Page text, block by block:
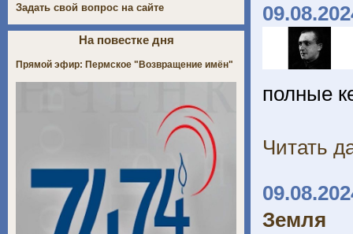
полные
Читать
Земля
Задать свой вопрос на сайте
На повестке дня
Прямой эфир: Пермское "Возвращение имён"